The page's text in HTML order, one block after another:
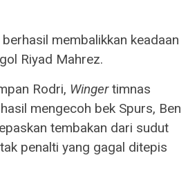
berhasil membalikkan keadaan
Riyad Mahrez.
Rodri, Wingertimnas
mengecoh bek Spurs, Ben
tembakan dari sudut
penalti yang gagal ditepis